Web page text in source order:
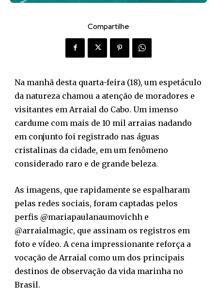
Compartilhe
Na manhã desta quarta-feira (18), um espetáculo
da natureza chamou a atenção de moradores e
visitantes em Arraial do Cabo. Um imenso
cardume com mais de 10 mil arraias nadando
em conjunto foi registrado nas águas
cristalinas da cidade, em um fenômeno
considerado raro e de grande beleza.
As imagens, que rapidamente se espalharam
pelas redes sociais, foram captadas pelos
perfis @mariapaulanaumovichh e
@arraialmagic, que assinam os registros em
foto e vídeo. A cena impressionante reforça a
vocação de Arraial como um dos principais
destinos de observação da vida marinha no
Brasil.